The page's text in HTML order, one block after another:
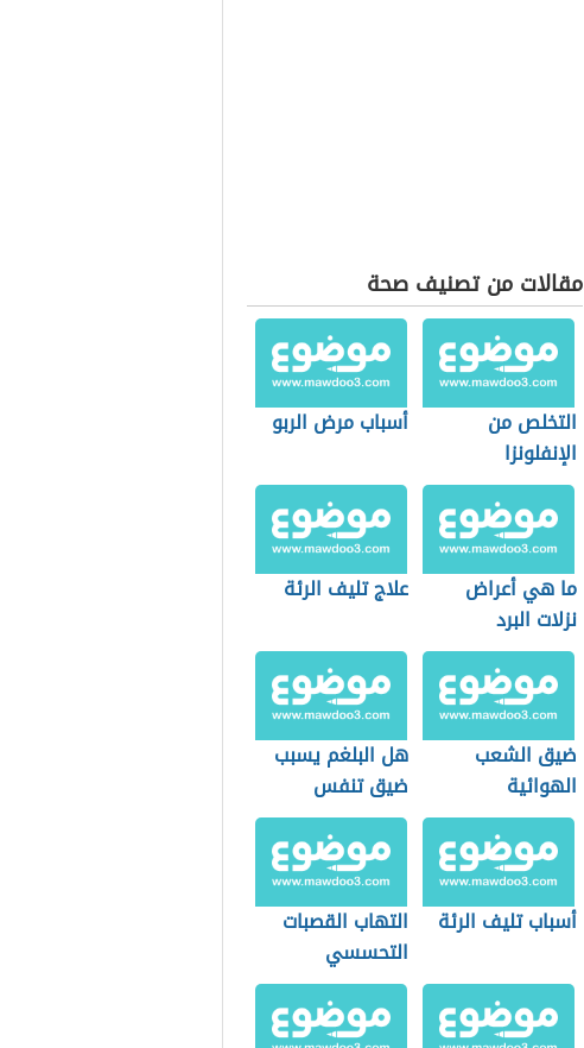
مقالات من تصنيف صحة
التخلص من
الإنفلونزا
أسباب مرض الربو
ما هي أعراض
نزلات البرد
علاج تليف الرئة
ضيق الشعب
الهوائية
هل البلغم يسبب
ضيق تنفس
أسباب تليف الرئة
التهاب القصبات
التحسسي